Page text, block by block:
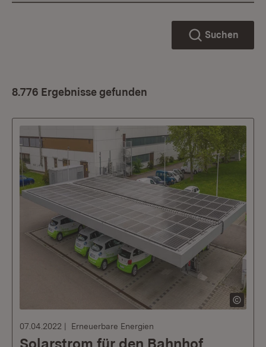
Suchen
8.776 Ergebnisse gefunden
07.04.2022 Erneuerbare Energien